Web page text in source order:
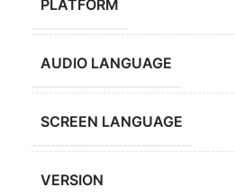
PLATFORM
AUDIO LANGUAGE
SCREEN LANGUAGE
VERSION